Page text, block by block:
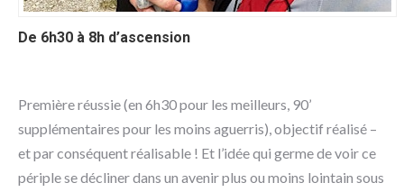
De 6h30 à 8h d’ascension
Première réussie (en 6h30 pour les meilleurs, 90’
supplémentaires pour les moins aguerris), objectif réalisé –
et par conséquent réalisable ! Et l’idée qui germe de voir ce
périple se décliner dans un avenir plus ou moins lointain sous